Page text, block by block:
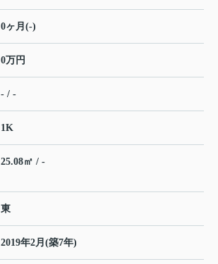
0ヶ月(-)
0万円
- / -
1K
25.08㎡ / -
東
2019年2月(築7年)